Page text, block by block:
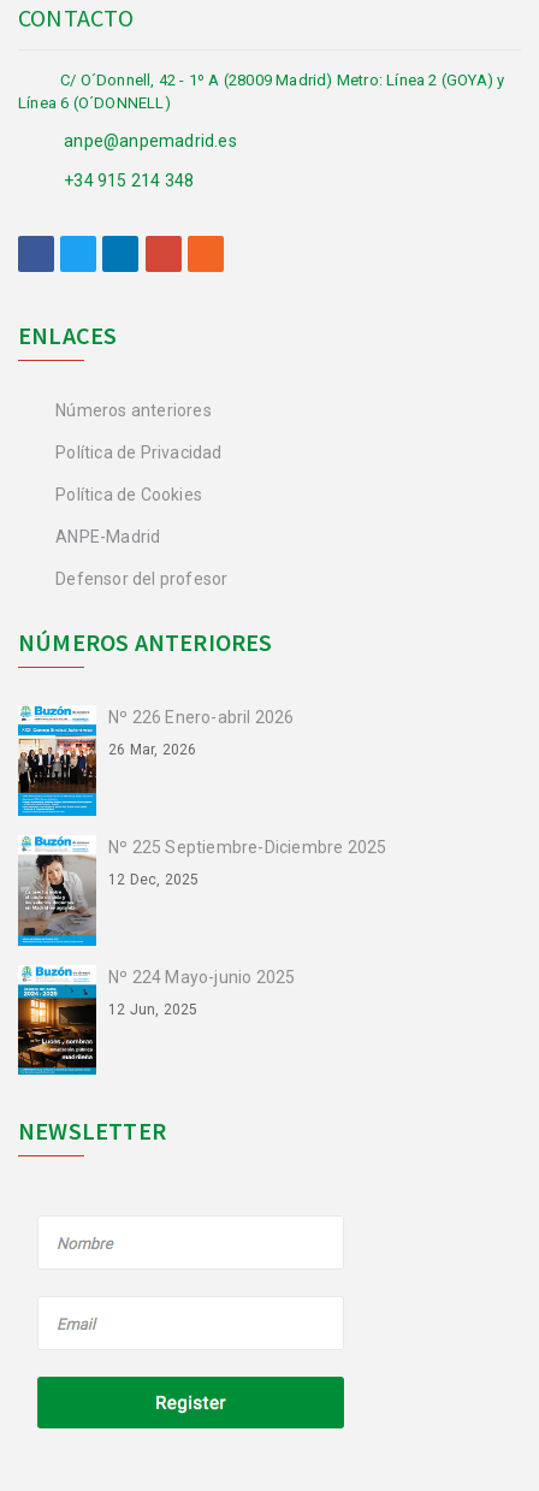
CONTACTO
C/ O´Donnell, 42 - 1º A (28009 Madrid) Metro: Línea 2 (GOYA) y
Línea 6 (O´DONNELL)
anpe@anpemadrid.es
+34 915 214 348
ENLACES
Números anteriores
Política de Privacidad
Política de Cookies
ANPE-Madrid
Defensor del profesor
NÚMEROS ANTERIORES
Nº 226 Enero-abril 2026
26 Mar, 2026
Nº 225 Septiembre-Diciembre 2025
12 Dec, 2025
Nº 224 Mayo-junio 2025
12 Jun, 2025
NEWSLETTER